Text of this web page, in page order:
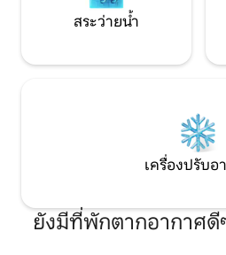
สระว่ายน้ำ
เครื่องปรับอ
ยังมีที่พักตากอากาศดี